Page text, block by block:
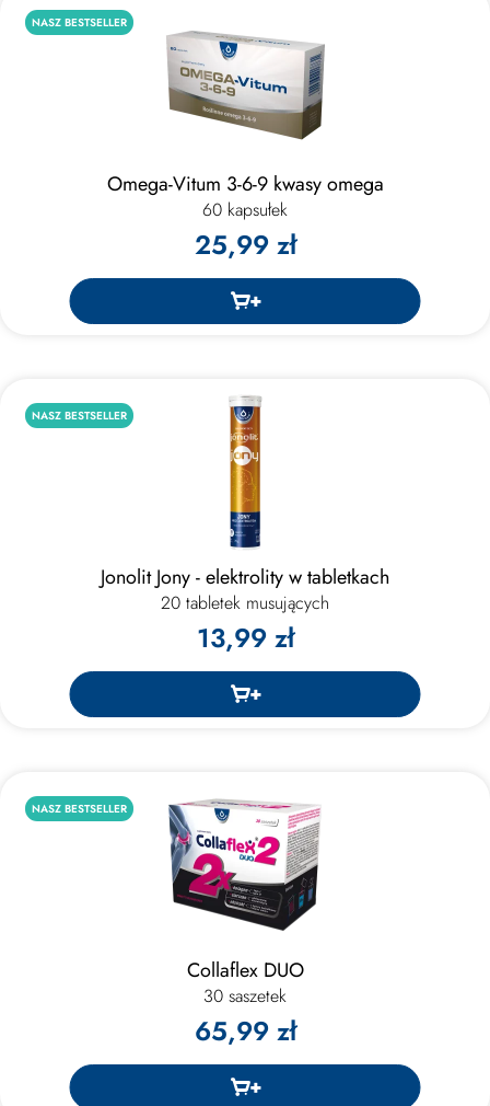
NASZ BESTSELLER
Omega-Vitum 3-6-9 kwasy omega
60 kapsułek
25,99 zł
NASZ BESTSELLER
Jonolit Jony - elektrolity w tabletkach
20 tabletek musujących
13,99 zł
NASZ BESTSELLER
Collaflex DUO
30 saszetek
65,99 zł